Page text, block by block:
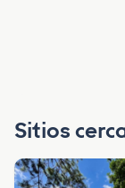
Sitios